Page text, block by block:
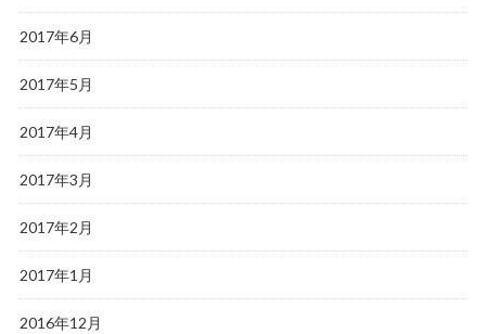
2017年6月
2017年5月
2017年4月
2017年3月
2017年2月
2017年1月
2016年12月